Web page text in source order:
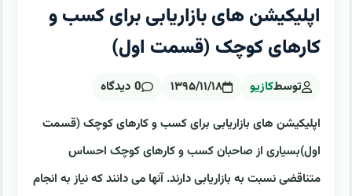
اپلیکیشن های بازاریابی برای کسب و
کارهای کوچک (قسمت اول)
توسطکازیو ۱۳۹۵/۱۱/۱۸ 0 دیدگاه
اپلیکیشن های بازاریابی برای کسب و کارهای کوچک (قسمت
اول)بسیاری از صاحبان کسب و کارهای کوچک احساس
متناقضی نسبت به بازاریابی دارند. آنها می دانند که نیاز به انجام